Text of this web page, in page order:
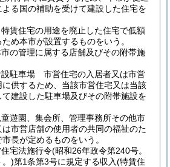
る国の補助を受けて建設した住宅を
賃住宅の用途を廃止した住宅で低額
め本市が設置するものをいう。
の管理に属する店舗及びその附帯施
設駐車場 市営住宅の入居者又は市営
に供するため、当該市営住宅又は当該
建設した駐車場及びその附帯施設を
遊園、集会所、管理事務所その他市
市営店舗の使用者の共同の福祉のた
長が定めるものをいう。
宅法施行令(昭和26年政令第240号。
。)第1条第3号に規定する収入(特賃住